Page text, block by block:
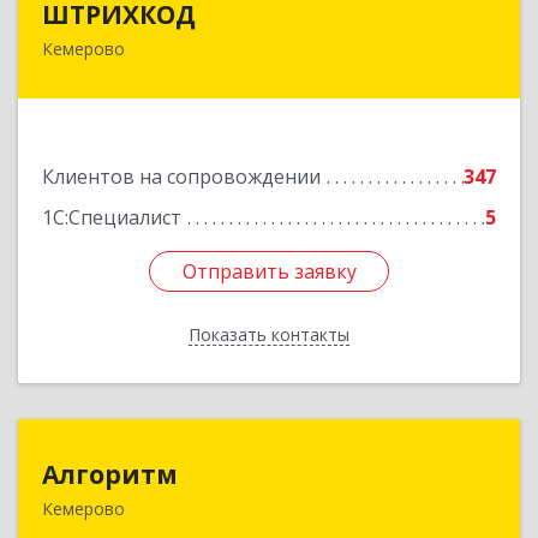
ШТРИХКОД
Кемерово
Клиентов на сопровождении
347
1С:Специалист
5
Отправить заявку
Показать контакты
650043, Кемеровская область - Кузбасс обл,
Отправить заявку
Назад
Алгоритм
Кемерово